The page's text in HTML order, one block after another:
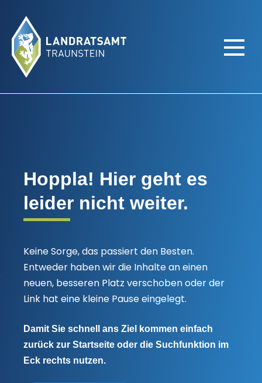
404-Error
Hoppla! Hier geht es
leider nicht weiter.
Keine Sorge, das passiert den Besten.
Entweder haben wir die Inhalte an einen
neuen, besseren Platz verschoben oder der
Link hat eine kleine Pause eingelegt.
Damit Sie schnell ans Ziel kommen einfach
zurück zur Startseite oder die Suchfunktion im
Eck rechts nutzen.